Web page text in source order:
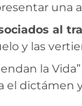
una
al
y las
la
el dictámen